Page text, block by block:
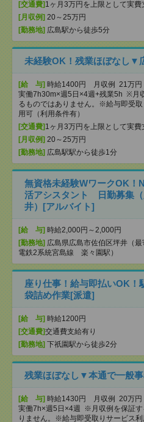
[交通費] 1ヶ月3万円を上限として実費
[月収例] 20～25万円
[勤務地] 広島駅から徒歩5分
未経験OK！残業ほぼなし▼
[給 与] 時給1400円 月収例 21万円
実働7h30m×週5日×4週+残業5h ※月
るものではありません。※給与即受取
用可（利用条件有）
[交通費] 1ヶ月3万円を上限として実費
[月収例] 20～25万円
[勤務地] 広島駅駅から徒歩1分
無資格未経験WワークOK！
活アシスタント 日勤募集
井）[アルバイト]
[給 与] 時給2,000円～2,000円
[勤務地] 広島県広島市佐伯区坪井（
電鉄2系統宮島線 楽々園駅）
座り仕事！給与即払いOK！
袋詰め作業[派遣]
[給 与] 時給1200円
[交通費]交通費支給有り
[勤務地] 下祇園駅から徒歩2分
残業ほぼなし▼本通で一般
[給 与] 時給1430円 月収例 20万円
実働7h×週5日×4週 ※月収例を保証す
りません。※給与即受取りサービス利